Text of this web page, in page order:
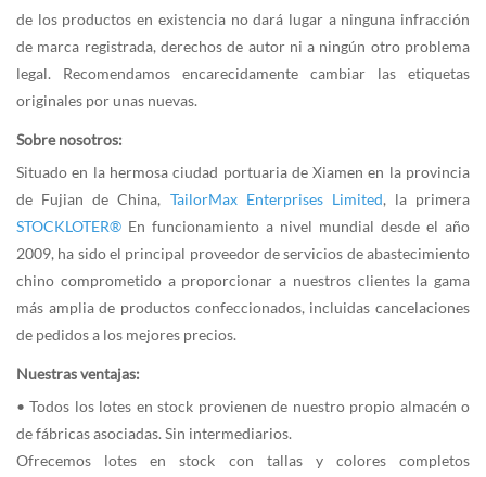
de los productos en existencia no dará lugar a ninguna infracción
de marca registrada, derechos de autor ni a ningún otro problema
legal. Recomendamos encarecidamente cambiar las etiquetas
originales por unas nuevas.
Sobre nosotros:
Situado en la hermosa ciudad portuaria de Xiamen en la provincia
de Fujian de China, TailorMax Enterprises Limited, la primera
STOCKLOTER® En funcionamiento a nivel mundial desde el año
2009, ha sido el principal proveedor de servicios de abastecimiento
chino comprometido a proporcionar a nuestros clientes la gama
más amplia de productos confeccionados, incluidas cancelaciones
de pedidos a los mejores precios.
Nuestras ventajas:
• Todos los lotes en stock provienen de nuestro propio almacén o
de fábricas asociadas. Sin intermediarios.
Ofrecemos lotes en stock con tallas y colores completos